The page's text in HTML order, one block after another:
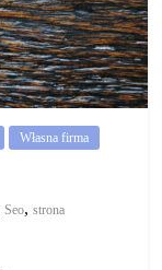
Własna firma
Seo, strona